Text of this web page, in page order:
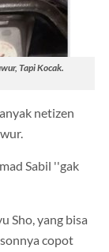
Tapi Kocak.
netizen
Sabil ''gak
Sho, yang bisa
copot